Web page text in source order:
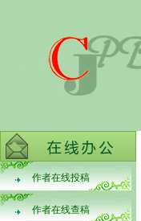
作者在线投稿
作者在线查稿